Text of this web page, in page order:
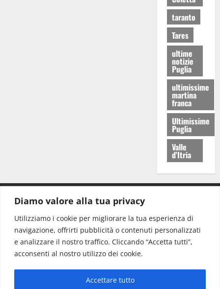
Diamo valore alla tua privacy
Utilizziamo i cookie per migliorare la tua esperienza di
navigazione, offrirti pubblicità o contenuti personalizzati
e analizzare il nostro traffico. Cliccando “Accetta tutti”,
acconsenti al nostro utilizzo dei cookie.
Accettare tutto
taranto
Tares
ultime
notizie
Puglia
ultimissime
martina
franca
Ultimissime
Puglia
Valle
d'Itria
Redazione: redazione@www.martinasera.it
Direttore:direttore@www.martinasera.it
Info & Commerciale:info@www.martinasera.it